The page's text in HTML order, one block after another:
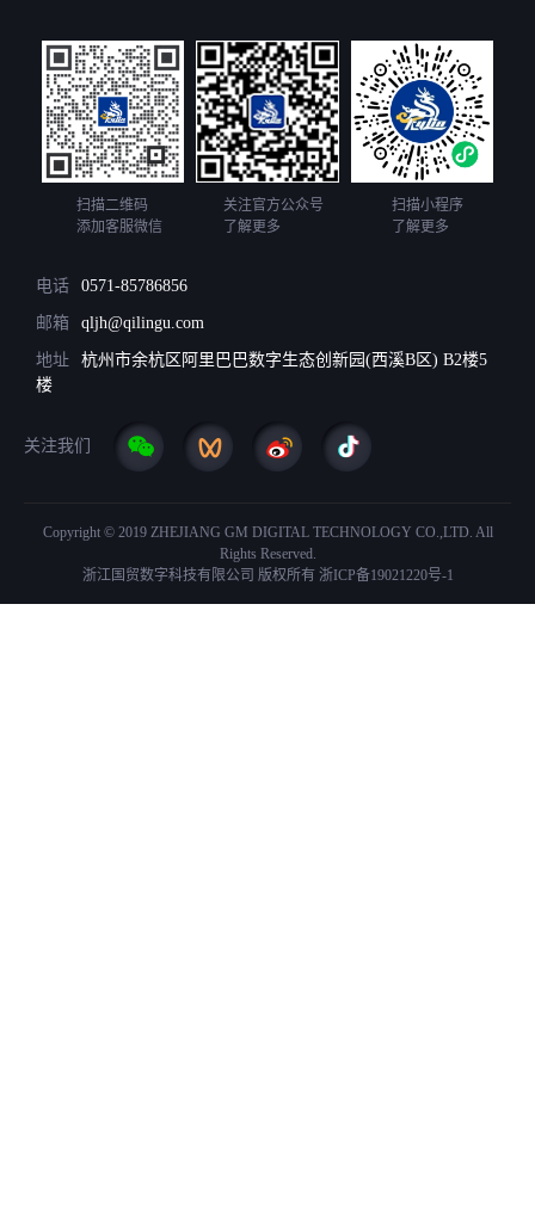
扫描二维码
添加客服微信
关注官方公众号
了解更多
扫描小程序
了解更多
电话 0571-85786856
邮箱 qljh@qilingu.com
地址
杭州市余杭区阿里巴巴数字生态创新园(西溪B区) B2楼5
楼
关注我们
Copyright © 2019 ZHEJIANG GM DIGITAL TECHNOLOGY CO.,LTD. All
Rights Reserved.
浙江国贸数字科技有限公司 版权所有 浙ICP备19021220号-1